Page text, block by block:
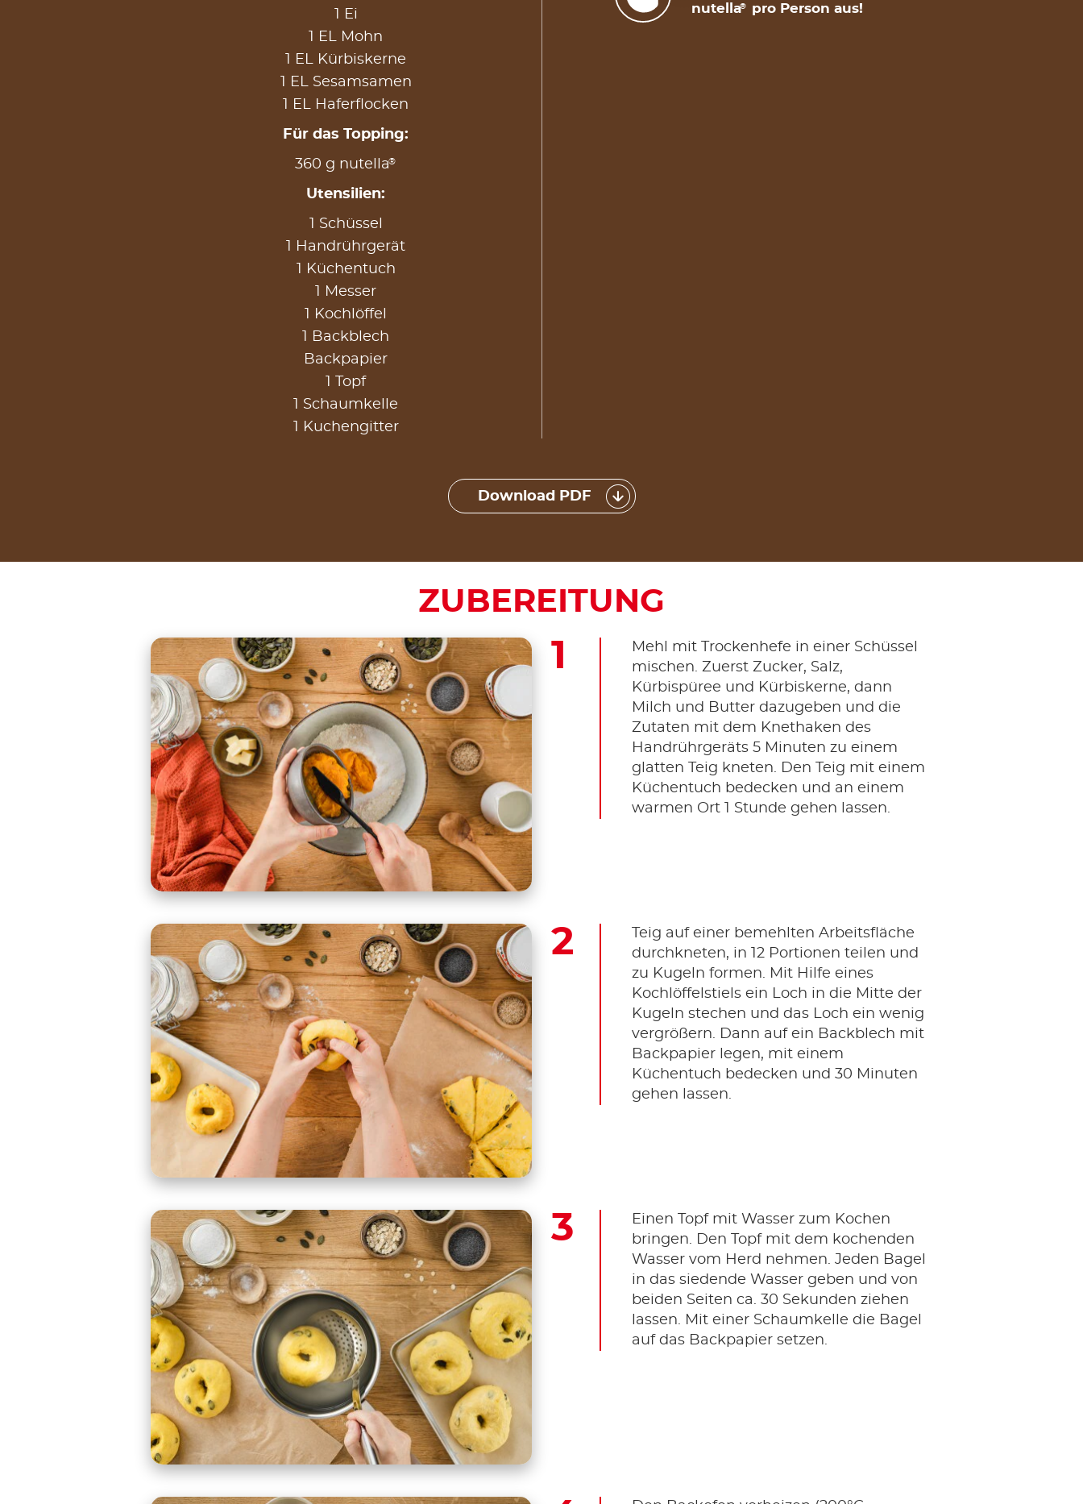
1 Ei
1 EL Mohn
1 EL Kürbiskerne
1 EL Sesamsamen
1 EL Haferflocken
Für das Topping:
360 g nutella®
Utensilien:
1 Schüssel
1 Handrührgerät
1 Küchentuch
1 Messer
1 Kochlöffel
1 Backblech
Backpapier
1 Topf
1 Schaumkelle
1 Kuchengitter
nutella® pro Person aus!
Download PDF
ZUBEREITUNG
Mehl mit Trockenhefe in einer Schüssel
mischen. Zuerst Zucker, Salz,
Kürbispüree und Kürbiskerne, dann
Milch und Butter dazugeben und die
Zutaten mit dem Knethaken des
Handrührgeräts 5 Minuten zu einem
glatten Teig kneten. Den Teig mit einem
Küchentuch bedecken und an einem
warmen Ort 1 Stunde gehen lassen.
Teig auf einer bemehlten Arbeitsfläche
durchkneten, in 12 Portionen teilen und
zu Kugeln formen. Mit Hilfe eines
Kochlöffelstiels ein Loch in die Mitte der
Kugeln stechen und das Loch ein wenig
vergrößern. Dann auf ein Backblech mit
Backpapier legen, mit einem
Küchentuch bedecken und 30 Minuten
gehen lassen.
Einen Topf mit Wasser zum Kochen
bringen. Den Topf mit dem kochenden
Wasser vom Herd nehmen. Jeden Bagel
in das siedende Wasser geben und von
beiden Seiten ca. 30 Sekunden ziehen
lassen. Mit einer Schaumkelle die Bagel
auf das Backpapier setzen.